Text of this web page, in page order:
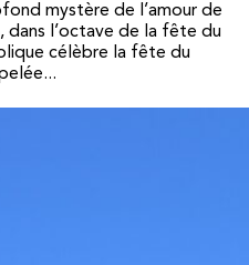
mystère de l’amour de
dans l’octave de la fête du
célèbre la fête du